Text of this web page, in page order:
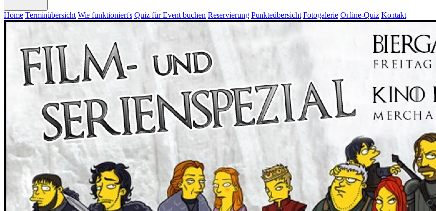
Home Terminübersicht Wie funktioniert's Quiz für Event buchen Reservierung Punkteübersicht Fotogalerie Online-Quiz Kontakt